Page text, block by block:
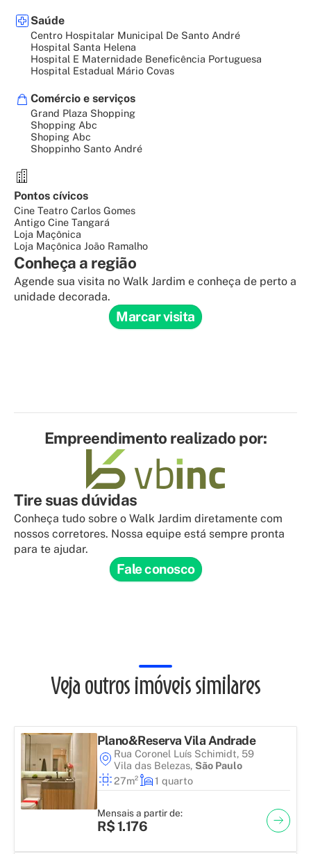
Saúde
Centro Hospitalar Municipal De Santo André
Hospital Santa Helena
Hospital E Maternidade Beneficência Portuguesa
Hospital Estadual Mário Covas
Comércio e serviços
Grand Plaza Shopping
Shopping Abc
Shoping Abc
Shoppinho Santo André
Pontos cívicos
Cine Teatro Carlos Gomes
Antigo Cine Tangará
Loja Maçônica
Loja Maçônica João Ramalho
Conheça a região
Agende sua visita no Walk Jardim e conheça de perto a
unidade decorada.
Marcar visita
Empreendimento realizado por:
Tire suas dúvidas
Conheça tudo sobre o Walk Jardim diretamente com
nossos corretores. Nossa equipe está sempre pronta
para te ajudar.
Fale conosco
Veja outros imóveis similares
Plano&Reserva Vila Andrade
Rua Coronel Luís Schimidt, 59
Vila das Belezas, São Paulo
27m²
1 quarto
Mensais a partir de:
R$ 1.176